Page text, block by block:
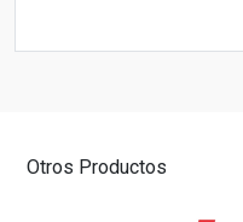
Otros Productos